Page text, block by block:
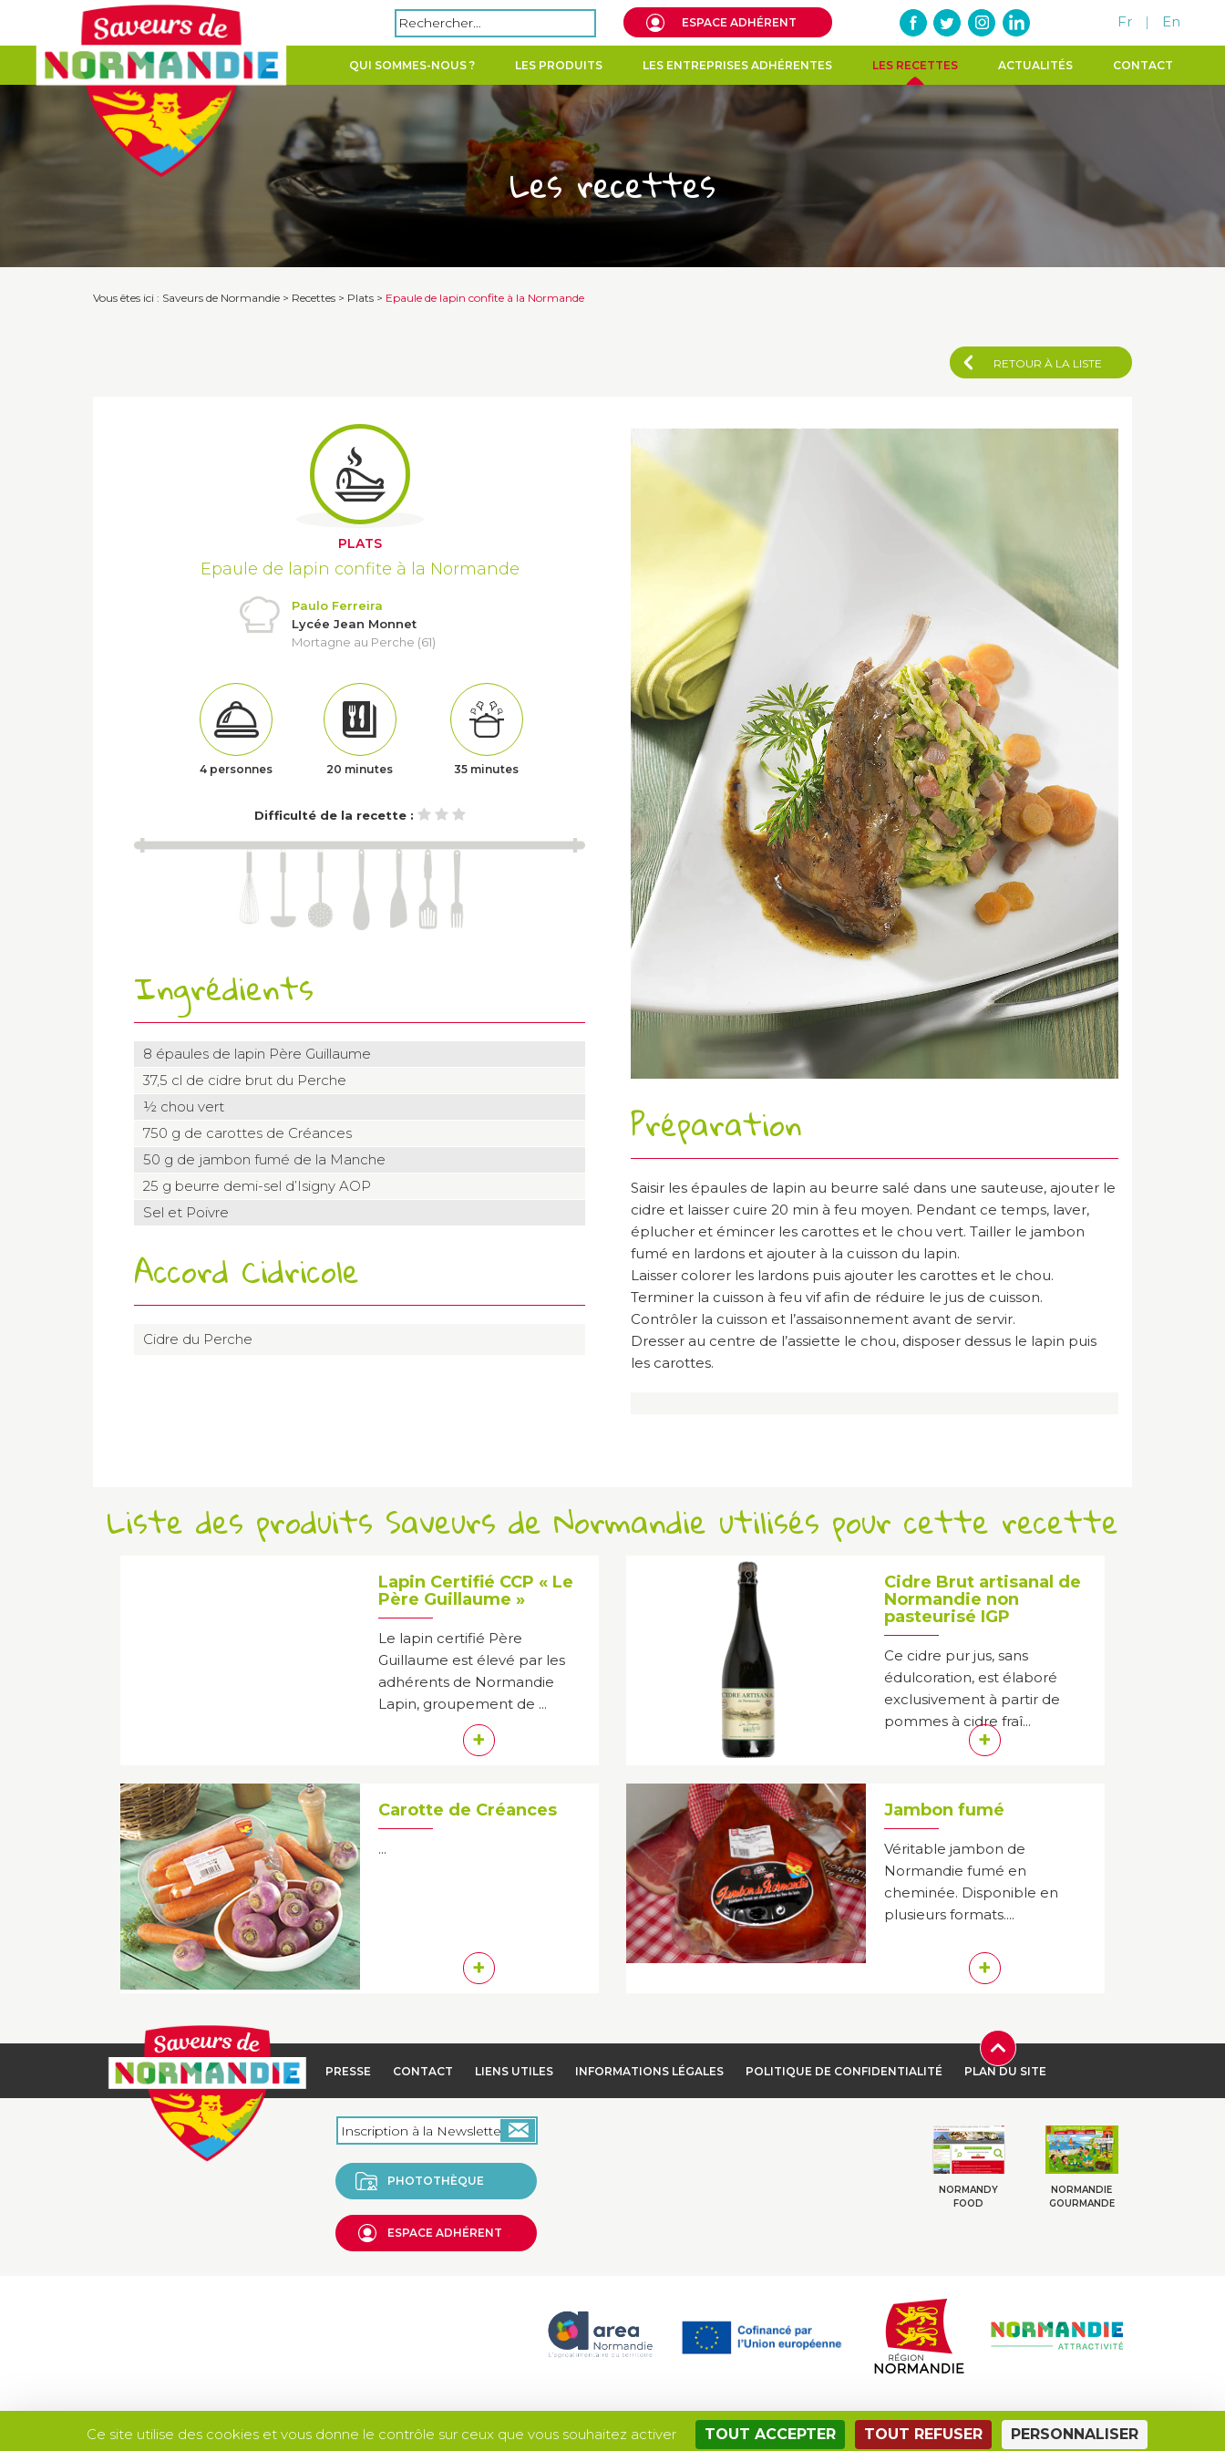
Rechercher : ESPACE ADHÉRENT Fr | En
QUI SOMMES-NOUS ? LES PRODUITS LES ENTREPRISES ADHÉRENTES LES RECETTES ACTUALITÉS CONTACT
Les recettes
Vous êtes ici : Saveurs de Normandie > Recettes > Plats > Epaule de lapin confite à la Normande
RETOUR À LA LISTE
PLATS
Epaule de lapin confite à la Normande
Paulo Ferreira
Lycée Jean Monnet
Mortagne au Perche (61)
4 personnes 20 minutes 35 minutes
Difficulté de la recette :
Ingrédients
8 épaules de lapin Père Guillaume
37,5 cl de cidre brut du Perche
½ chou vert
750 g de carottes de Créances
50 g de jambon fumé de la Manche
25 g beurre demi-sel d’Isigny AOP
Sel et Poivre
Accord Cidricole
Cidre du Perche
Préparation
Saisir les épaules de lapin au beurre salé dans une sauteuse, ajouter le
cidre et laisser cuire 20 min à feu moyen. Pendant ce temps, laver,
éplucher et émincer les carottes et le chou vert. Tailler le jambon
fumé en lardons et ajouter à la cuisson du lapin.
Laisser colorer les lardons puis ajouter les carottes et le chou.
Terminer la cuisson à feu vif afin de réduire le jus de cuisson.
Contrôler la cuisson et l’assaisonnement avant de servir.
Dresser au centre de l’assiette le chou, disposer dessus le lapin puis
les carottes.
Liste des produits Saveurs de Normandie utilisés pour cette recette
Lapin Certifié CCP « Le
Père Guillaume »
Le lapin certifié Père
Guillaume est élevé par les
adhérents de Normandie
Lapin, groupement de ...
+
Cidre Brut artisanal de
Normandie non
pasteurisé IGP
Ce cidre pur jus, sans
édulcoration, est élaboré
exclusivement à partir de
pommes à cidre fraî...
+
Carotte de Créances
...
+
Jambon fumé
Véritable jambon de
Normandie fumé en
cheminée. Disponible en
plusieurs formats....
+
PRESSE CONTACT LIENS UTILES INFORMATIONS LÉGALES POLITIQUE DE CONFIDENTIALITÉ PLAN DU SITE
PHOTOTHÈQUE
ESPACE ADHÉRENT
NORMANDY
FOOD
NORMANDIE
GOURMANDE
Site réalisé par
Panneau de gestion des cookies
Ce site utilise des cookies et vous donne le contrôle sur ceux que vous souhaitez activer TOUT ACCEPTER TOUT REFUSER PERSONNALISER